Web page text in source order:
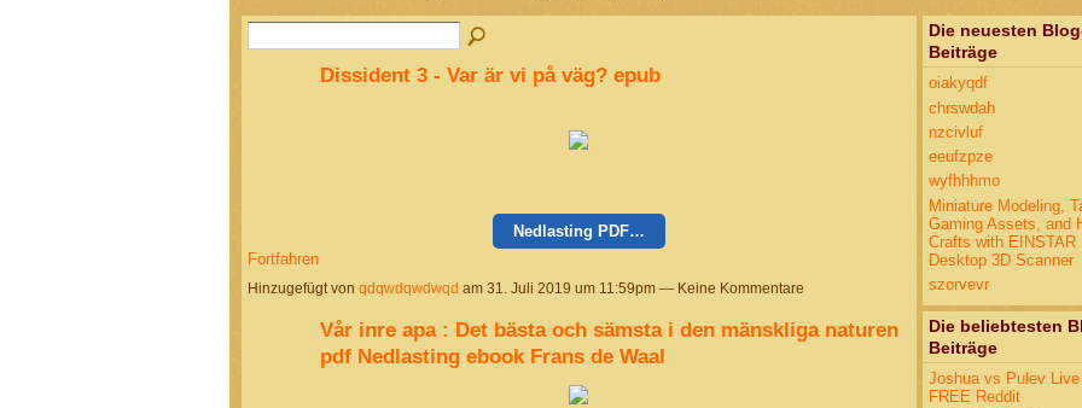
Dissident 3 - Var är vi på väg? epub
Nedlasting PDF…
Fortfahren
Hinzugefügt von qdqwdqwdwqd am 31. Juli 2019 um 11:59pm — Keine Kommentare
Vår inre apa : Det bästa och sämsta i den mänskliga naturen
pdf Nedlasting ebook Frans de Waal
Die neuesten
Beiträge
oiakyqdf
chrswdah
nzcivluf
eeufzpze
wyfhhhmo
Miniature Modeling,
Gaming Assets, and
Crafts with EINSTAR
Desktop 3D Scanner
szorvevr
Die beliebtesten
Beiträge
Joshua vs Pulev
FREE Reddit